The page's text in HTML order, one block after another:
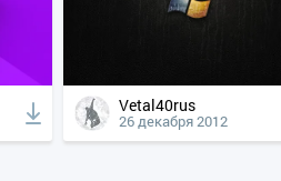
Vetal40rus
26 декабря 2012